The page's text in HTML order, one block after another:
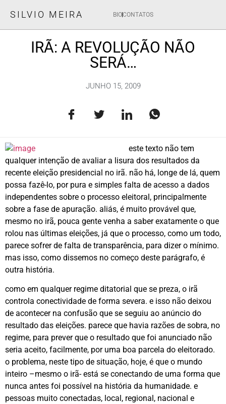
SILVIO MEIRA BIOCONTATOS
IRÃ: A REVOLUÇÃO NÃO
SERÁ…
JUNHO 15, 2009
este texto não tem
qualquer intenção de avaliar a lisura dos resultados da
recente eleição presidencial no irã. não há, longe de lá, quem
possa fazê-lo, por pura e simples falta de acesso a dados
independentes sobre o processo eleitoral, principalmente
sobre a fase de apuração. aliás, é muito provável que,
mesmo no irã, pouca gente venha a saber exatamente o que
rolou nas últimas eleições, já que o processo, como um todo,
parece sofrer de falta de transparência, para dizer o mínimo.
mas isso, como dissemos no começo deste parágrafo, é
outra história.
como em qualquer regime ditatorial que se preza, o irã
controla conectividade de forma severa. e isso não deixou
de acontecer na confusão que se seguiu ao anúncio do
resultado das eleições. parece que havia razões de sobra, no
regime, para prever que o resultado que foi anunciado não
seria aceito, facilmente, por uma boa parcela do eleitorado.
o problema, neste tipo de situação, hoje, é que o mundo
inteiro –mesmo o irã- está se conectando de uma forma que
nunca antes foi possível na história da humanidade. e
pessoas muito conectadas, local, regional, nacional e